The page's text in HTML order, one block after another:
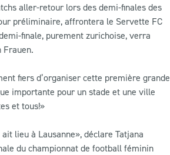
aller-retour lors des demi-finales des
préliminaire, affrontera le Servette FC
finale, purement zurichoise, verra
Frauen.
fiers d’organiser cette première grande
importante pour un stade et une ville
et tous!»
lieu à Lausanne», déclare Tatjana
du championnat de football féminin